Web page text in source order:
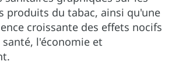
produits du tabac, ainsi qu'une
croissante des effets nocifs
l'économie et